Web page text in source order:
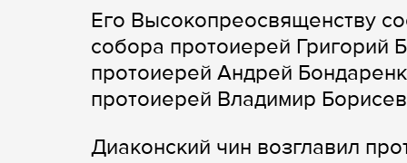
Его Высокопреосвященству
собора протоиерей Григорий
протоиерей Андрей
протоиерей Владимир
Диаконский чин возглавил